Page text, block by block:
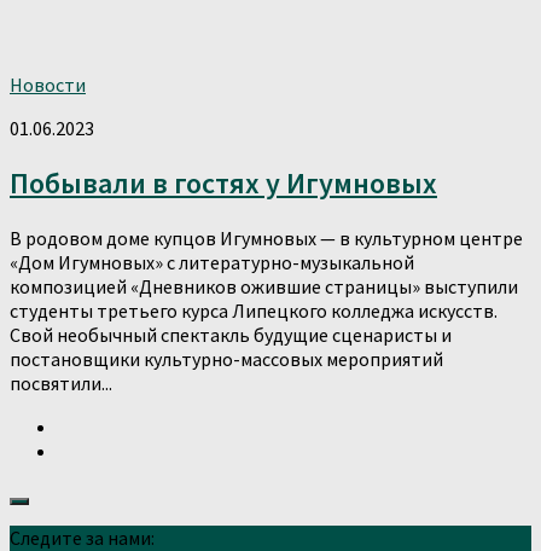
Новости
01.06.2023
Побывали в гостях у Игумновых
В родовом доме купцов Игумновых — в культурном центре
«Дом Игумновых» с литературно-музыкальной
композицией «Дневников ожившие страницы» выступили
студенты третьего курса Липецкого колледжа искусств.
Свой необычный спектакль будущие сценаристы и
постановщики культурно-массовых мероприятий
посвятили...
Следите за нами: